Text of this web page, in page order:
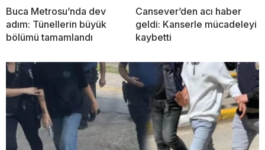
Buca Metrosu’nda dev
adım: Tünellerin büyük
bölümü tamamlandı
Cansever’den acı haber
geldi: Kanserle mücadeleyi
kaybetti